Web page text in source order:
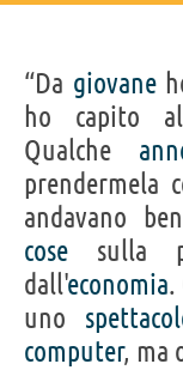
“Da giovane
ho capito
Qualche
prendermela
andavano
cose sulla
dall'economia.
uno
computer, ma